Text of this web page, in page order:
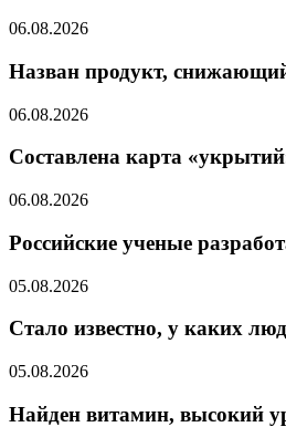
06.08.2026
Назван продукт,
06.08.2026
Составлена карта
06.08.2026
Российские ученые
05.08.2026
Стало известно, у каких
05.08.2026
Найден витамин, высокий